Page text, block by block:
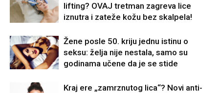
lifting? OVAJ tretman zagreva lice
iznutra i zateže kožu bez skalpela!
Žene posle 50. kriju jednu istinu o
seksu: želja nije nestala, samo su
godinama učene da je se stide
Kraj ere „zamrznutog lica“? Novi anti-